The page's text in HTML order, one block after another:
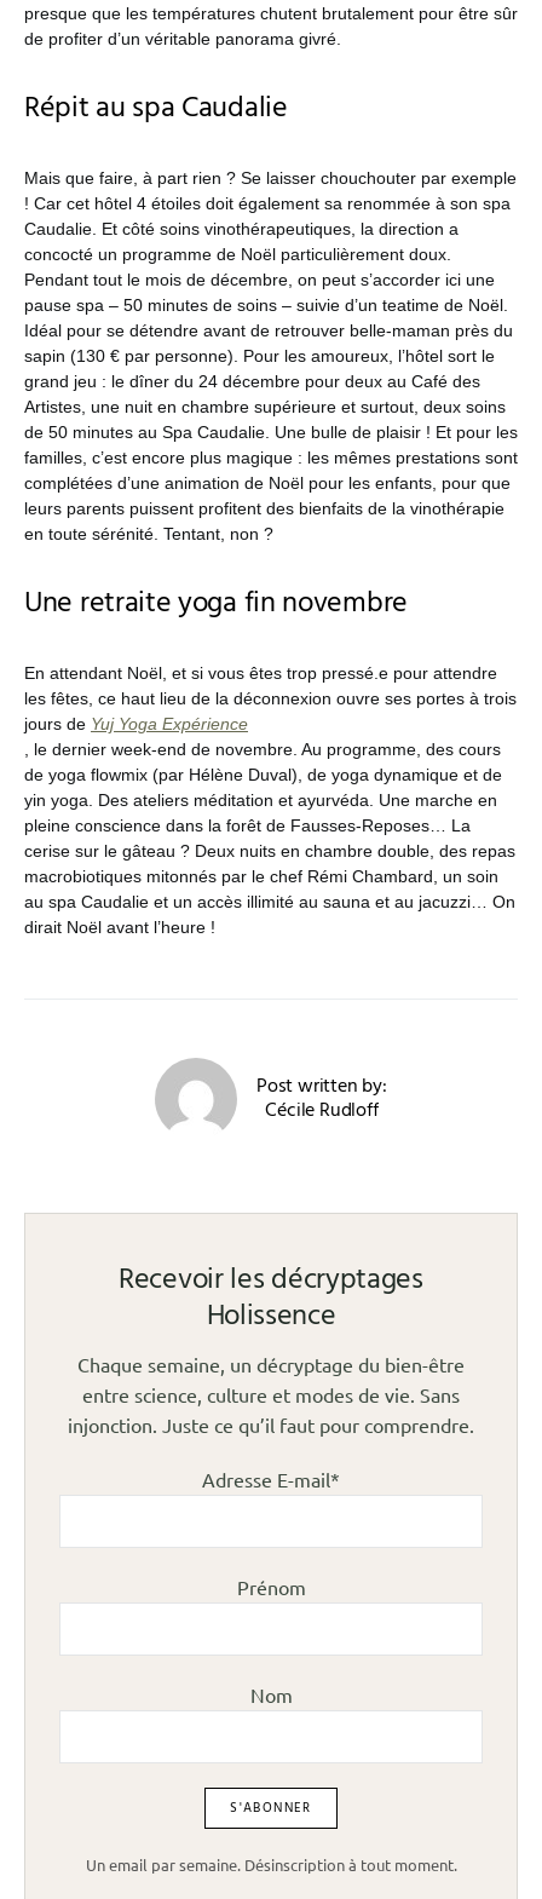
presque que les températures chutent brutalement pour être sûr
de profiter d’un véritable panorama givré.
Répit au spa Caudalie
Mais que faire, à part rien ? Se laisser chouchouter par exemple
! Car cet hôtel 4 étoiles doit également sa renommée à son spa
Caudalie. Et côté soins vinothérapeutiques, la direction a
concocté un programme de Noël particulièrement doux.
Pendant tout le mois de décembre, on peut s’accorder ici une
pause spa – 50 minutes de soins – suivie d’un teatime de Noël.
Idéal pour se détendre avant de retrouver belle-maman près du
sapin (130 € par personne). Pour les amoureux, l’hôtel sort le
grand jeu : le dîner du 24 décembre pour deux au Café des
Artistes, une nuit en chambre supérieure et surtout, deux soins
de 50 minutes au Spa Caudalie. Une bulle de plaisir ! Et pour les
familles, c’est encore plus magique : les mêmes prestations sont
complétées d’une animation de Noël pour les enfants, pour que
leurs parents puissent profitent des bienfaits de la vinothérapie
en toute sérénité. Tentant, non ?
Une retraite yoga fin novembre
En attendant Noël, et si vous êtes trop pressé.e pour attendre
les fêtes, ce haut lieu de la déconnexion ouvre ses portes à trois
jours de Yuj Yoga Expérience
, le dernier week-end de novembre. Au programme, des cours
de yoga flowmix (par Hélène Duval), de yoga dynamique et de
yin yoga. Des ateliers méditation et ayurvéda. Une marche en
pleine conscience dans la forêt de Fausses-Reposes… La
cerise sur le gâteau ? Deux nuits en chambre double, des repas
macrobiotiques mitonnés par le chef Rémi Chambard, un soin
au spa Caudalie et un accès illimité au sauna et au jacuzzi… On
dirait Noël avant l’heure !
Post written by:
Cécile Rudloff
Recevoir les décryptages
Holissence
Chaque semaine, un décryptage du bien-être
entre science, culture et modes de vie. Sans
injonction. Juste ce qu’il faut pour comprendre.
Adresse E-mail*
Prénom
Nom
Un email par semaine. Désinscription à tout moment.